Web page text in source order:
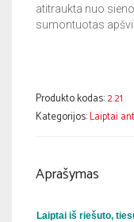
atitraukta nuo
sumontuotas
Produkto kodas:2.21
Kategorijos:Laiptai
Aprašymas
Laiptai iš riešuto,